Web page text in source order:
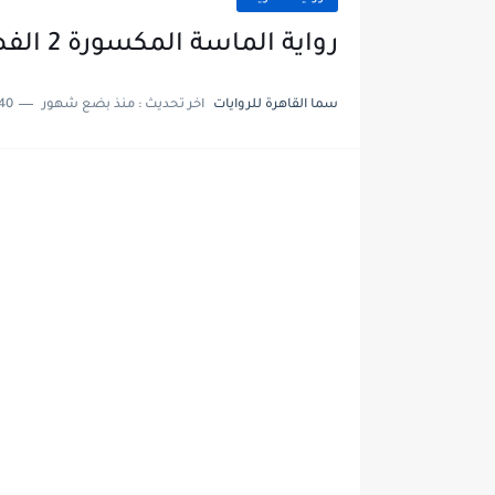
رواية الماسة المكسورة 2 الفصل الواحد والثلاثون 31 بقلم ليله عادل
سما القاهرة للروايات اخر تحديث : منذ بضع شهور 40 دقائق